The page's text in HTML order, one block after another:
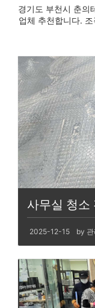
경기도 부천시 춘의
업체 추천합니다.
사무실 청소
2025-12-15 by